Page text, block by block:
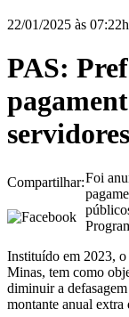
22/01/2025 às 07:22h
PAS:
Compartilhar:Foi
Instituído em 2023,
Minas, tem como
diminuir a
montante anual extra